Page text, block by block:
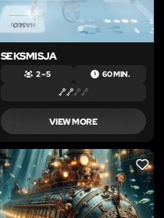
SEKSMISJA
2 – 5 60 MIN.
VIEW MORE
LIKE